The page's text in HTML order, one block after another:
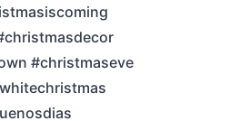
#christmaseve